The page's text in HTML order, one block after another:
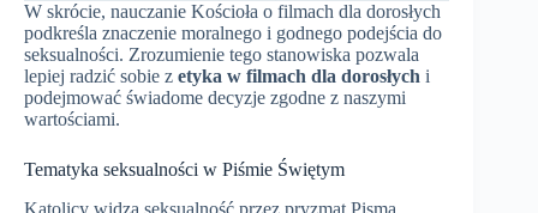
W skrócie, nauczanie Kościoła o filmach dla dorosłych
podkreśla znaczenie moralnego i godnego podejścia do
seksualności. Zrozumienie tego stanowiska pozwala
lepiej radzić sobie z etyka w filmach dla dorosłych i
podejmować świadome decyzje zgodne z naszymi
wartościami.
Tematyka seksualności w Piśmie Świętym
Katolicy widzą seksualność przez pryzmat Pisma